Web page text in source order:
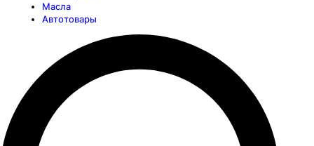
Масла
Автотовары